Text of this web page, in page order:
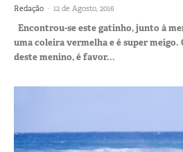
Redação - 12 de Agosto, 2016
Encontrou-se este gatinho, junto à
uma coleira vermelha e é super
deste menino, é favor...